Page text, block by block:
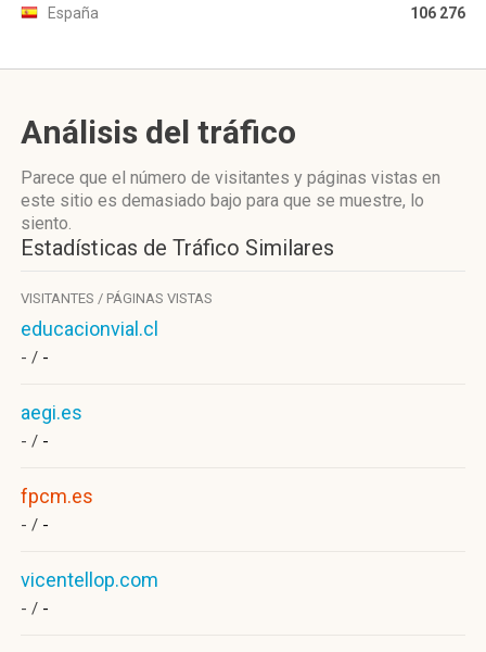
España 106 276
Análisis del tráfico
Parece que el número de visitantes y páginas vistas en
este sitio es demasiado bajo para que se muestre, lo
siento.
Estadísticas de Tráfico Similares
VISITANTES / PÁGINAS VISTAS
educacionvial.cl
- / -
aegi.es
- / -
fpcm.es
- / -
vicentellop.com
- / -